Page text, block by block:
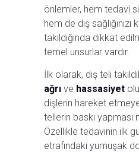
önlemler, hem tedavi
hem de diş sağlığınızı
takıldığında dikkat
temel unsurlar vardır.
İlk olarak, diş teli
ağrı ve hassasiyet
dişlerin hareket
tellerin baskı yapması
Özellikle tedavinin ilk
etrafındaki yumuşak